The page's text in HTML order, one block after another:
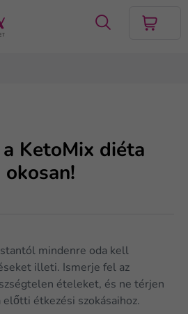
KetoMix diéta
okosan!
mindenre oda kell
illeti. Ismerje fel az
ételeket, és ne térjen
étkezési szokásaihoz.